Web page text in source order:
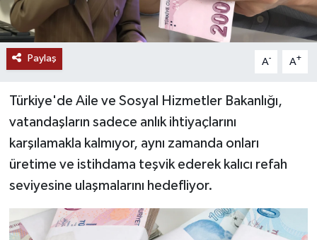
Paylaş A- A+
Türkiye'de Aile ve Sosyal Hizmetler Bakanlığı,
vatandaşların sadece anlık ihtiyaçlarını
karşılamakla kalmıyor, aynı zamanda onları
üretime ve istihdama teşvik ederek kalıcı refah
seviyesine ulaşmalarını hedefliyor.
SOSYAL YARDIMLAR
SPONSORLU YAZI
TEKNOLOJİ
YAŞAM